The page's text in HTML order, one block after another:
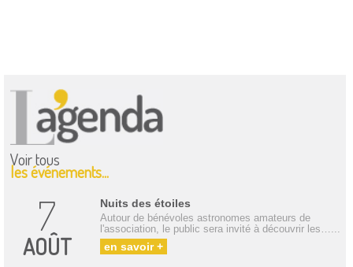
Voir tous
les événements...
7
AOÛT
Nuits des étoiles
Autour de bénévoles astronomes amateurs de
l'association, le public sera invité à découvrir les…...
en savoir +